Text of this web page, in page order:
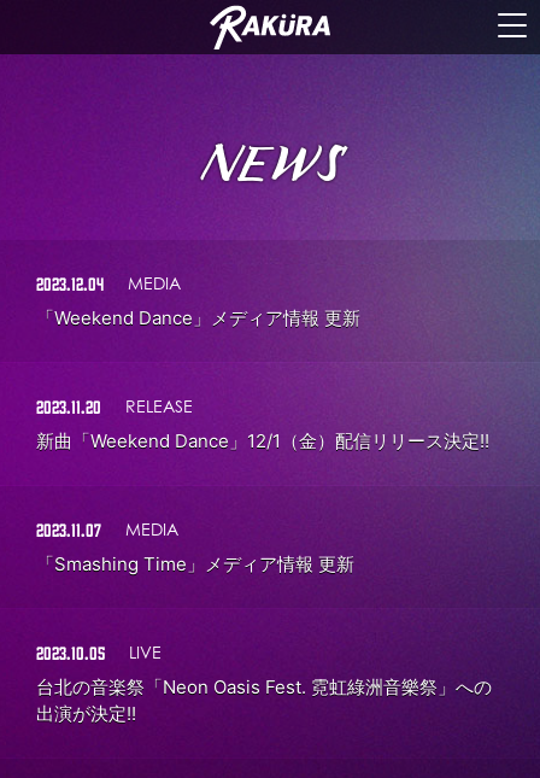
NEWS
2023.12.04 MEDIA
「Weekend Dance」メディア情報 更新
2023.11.20 RELEASE
新曲「Weekend Dance」12/1（金）配信リリース決定!!
2023.11.07 MEDIA
「Smashing Time」メディア情報 更新
2023.10.05 LIVE
台北の音楽祭「Neon Oasis Fest. 霓虹綠洲音樂祭」への
出演が決定!!